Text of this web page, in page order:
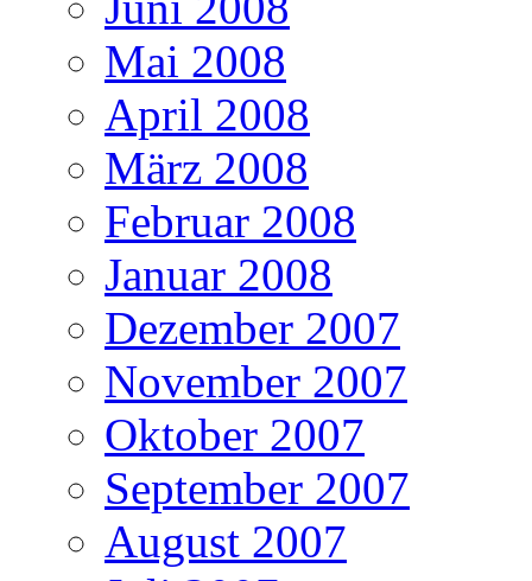
Mai 2008
April 2008
März 2008
Februar 2008
Januar 2008
Dezember 2007
November 2007
Oktober 2007
September 2007
August 2007